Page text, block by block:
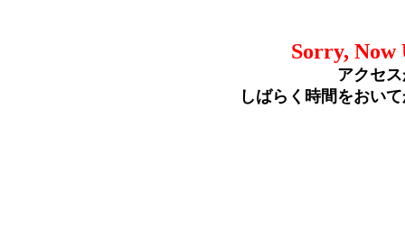
Sorry, Now
アクセ
しばらく時間をおい